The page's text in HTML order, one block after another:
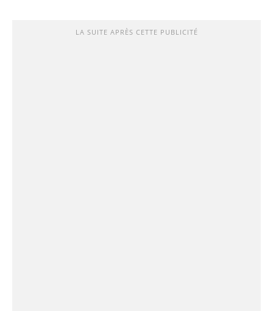
LA SUITE APRÈS CETTE PUBLICITÉ